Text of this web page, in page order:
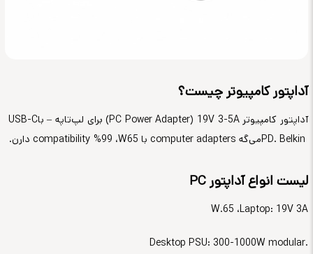
آداپتور کامپیوتر چیست؟
آداپتور کامپیوتر (PC Power Adapter) 19V 3-5A برای لپ‌تاپه – باUSB-C
PD. Belkinمی‌گه computer adapters با 65 W، 99% compatibility دارن.
لیست انواع آداپتور PC
Laptop: 19V 3A، 65 W.
Desktop PSU: 300-1000W modular.